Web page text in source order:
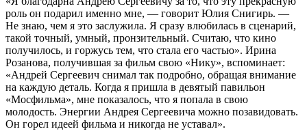
роль он подарил именно мне, — говорит Юлия Снигирь. —
Не знаю, чем я это заслужила. Я сразу влюбилась в сценарий,
такой точный, умный, пронзительный. Считаю, что кино
получилось, и горжусь тем, что стала его частью». Ирина
Розанова, получившая за фильм свою «Нику», вспоминает:
«Андрей Сергеевич снимал так подробно, обращая внимание
на каждую деталь. Когда я пришла в девятый павильон
«Мосфильма», мне показалось, что я попала в свою
молодость. Энергии Андрея Сергеевича можно позавидовать.
Он горел идеей фильма и никогда не уставал».